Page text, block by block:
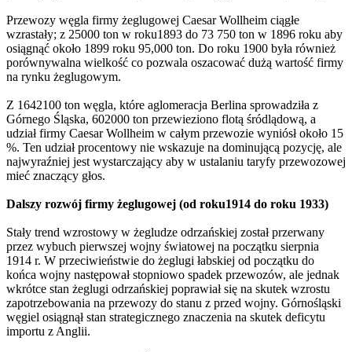
Przewozy węgla firmy żeglugowej Caesar Wollheim ciągłe
wzrastały; z 25000 ton w roku1893 do 73 750 ton w 1896 roku aby
osiągnąć około 1899 roku 95,000 ton. Do roku 1900 była również
porównywalna wielkość co pozwala oszacować dużą wartość firmy
na rynku żeglugowym.
Z 1642100 ton węgla, które aglomeracja Berlina sprowadziła z
Górnego Śląska, 602000 ton przewieziono flotą śródlądową, a
udział firmy Caesar Wollheim w całym przewozie wyniósł około 15
%. Ten udział procentowy nie wskazuje na dominującą pozycję, ale
najwyraźniej jest wystarczający aby w ustalaniu taryfy przewozowej
mieć znaczący głos.
Dalszy rozwój firmy żeglugowej (od roku1914 do roku 1933)
Stały trend wzrostowy w żegludze odrzańskiej został przerwany
przez wybuch pierwszej wojny światowej na początku sierpnia
1914 r. W przeciwieństwie do żeglugi łabskiej od początku do
końca wojny następował stopniowo spadek przewozów, ale jednak
wkrótce stan żeglugi odrzańskiej poprawiał się na skutek wzrostu
zapotrzebowania na przewozy do stanu z przed wojny. Górnośląski
węgiel osiągnął stan strategicznego znaczenia na skutek deficytu
importu z Anglii.